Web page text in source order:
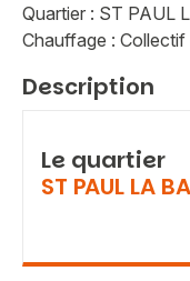
Quartier : ST PAUL
Chauffage : Collectif
Description
Le quartier
ST PAUL LA